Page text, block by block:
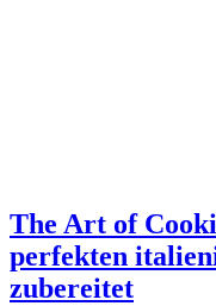
The Art of
perfekten
zubereitet